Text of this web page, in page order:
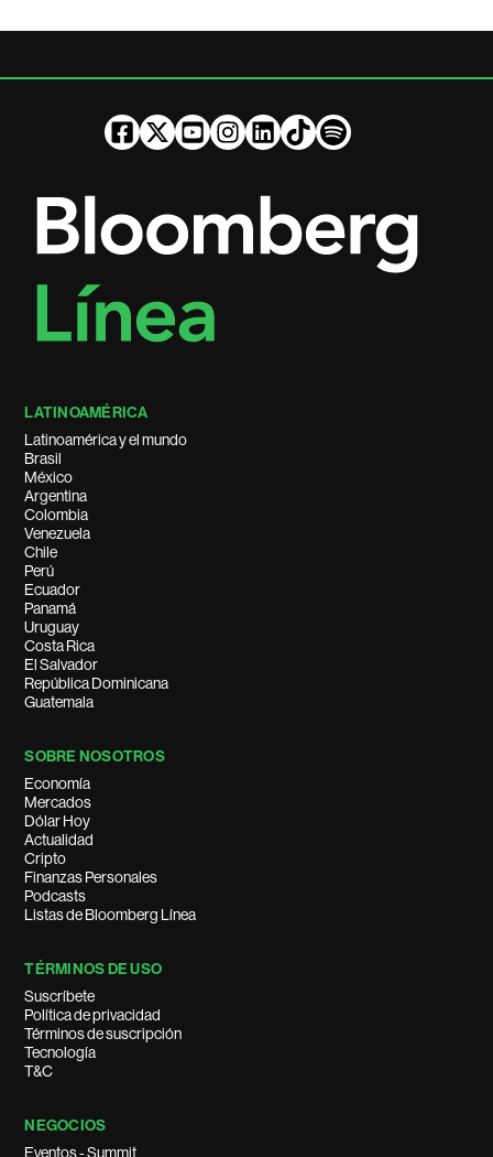
LATINOAMÉRICA
Latinoamérica y el mundo
Brasil
México
Argentina
Colombia
Venezuela
Chile
Perú
Ecuador
Panamá
Uruguay
Costa Rica
El Salvador
República Dominicana
Guatemala
SOBRE NOSOTROS
Economía
Mercados
Dólar Hoy
Actualidad
Cripto
Finanzas Personales
Podcasts
Listas de Bloomberg Línea
TÉRMINOS DE USO
Suscríbete
Política de privacidad
Términos de suscripción
Tecnología
T&C
NEGOCIOS
Eventos - Summit